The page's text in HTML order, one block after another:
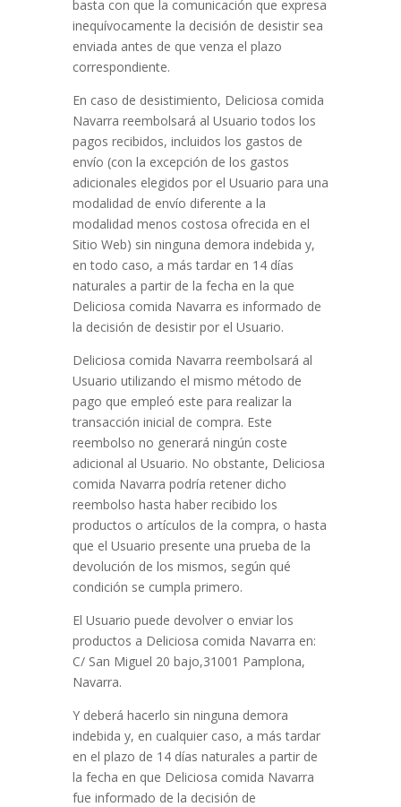
basta con que la comunicación que expresa
inequívocamente la decisión de desistir sea
enviada antes de que venza el plazo
correspondiente.
En caso de desistimiento, Deliciosa comida
Navarra reembolsará al Usuario todos los
pagos recibidos, incluidos los gastos de
envío (con la excepción de los gastos
adicionales elegidos por el Usuario para una
modalidad de envío diferente a la
modalidad menos costosa ofrecida en el
Sitio Web) sin ninguna demora indebida y,
en todo caso, a más tardar en 14 días
naturales a partir de la fecha en la que
Deliciosa comida Navarra es informado de
la decisión de desistir por el Usuario.
Deliciosa comida Navarra reembolsará al
Usuario utilizando el mismo método de
pago que empleó este para realizar la
transacción inicial de compra. Este
reembolso no generará ningún coste
adicional al Usuario. No obstante, Deliciosa
comida Navarra podría retener dicho
reembolso hasta haber recibido los
productos o artículos de la compra, o hasta
que el Usuario presente una prueba de la
devolución de los mismos, según qué
condición se cumpla primero.
El Usuario puede devolver o enviar los
productos a Deliciosa comida Navarra en:
C/ San Miguel 20 bajo,31001 Pamplona,
Navarra.
Y deberá hacerlo sin ninguna demora
indebida y, en cualquier caso, a más tardar
en el plazo de 14 días naturales a partir de
la fecha en que Deliciosa comida Navarra
fue informado de la decisión de